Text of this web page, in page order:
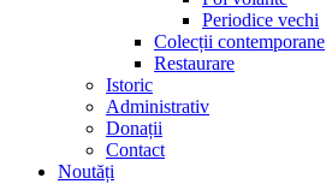
Periodice vechi
Colecții contemporane
Restaurare
Istoric
Administrativ
Donații
Contact
Noutăți